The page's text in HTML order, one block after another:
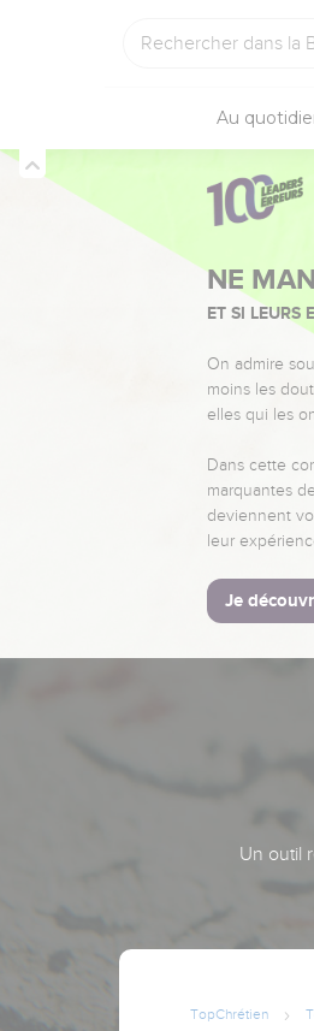
Au
NE
ET SI LEURS
On admire
moins les
elles qui les
Dans cette
marquantes
deviennent
leur
Je
Un outil
TopChrétien